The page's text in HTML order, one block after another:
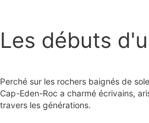
Les débuts
Perché sur les rochers baignés de
Cap-Eden-Roc a charmé écrivains,
travers les générations.